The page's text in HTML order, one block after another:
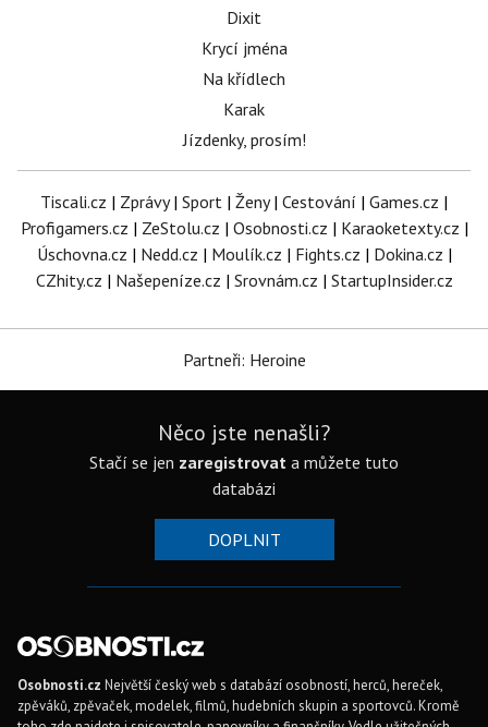
Dixit
Krycí jména
Na křídlech
Karak
Jízdenky, prosím!
Tiscali.cz | Zprávy| Sport | Ženy| Cestování | Games.cz |
Profigamers.cz | ZeStolu.cz | Osobnosti.cz | Karaoketexty.cz |
Úschovna.cz | Nedd.cz | Moulík.cz | Fights.cz | Dokina.cz |
CZhity.cz | Našepeníze.cz | Srovnám.cz | StartupInsider.cz
Partneři: Heroine
Něco jste nenašli?
Stačí se jen zaregistrovat a můžete tuto
databázi
DOPLNIT
Osobnosti.cz Největší český web s databází osobností, herců, hereček,
zpěváků, zpěvaček, modelek, filmů, hudebních skupin a sportovců. Kromě